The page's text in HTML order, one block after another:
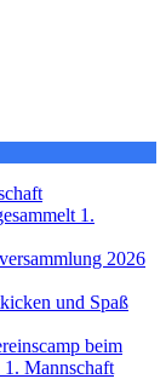
1.
2026
und Spaß
beim
1. Mannschaft